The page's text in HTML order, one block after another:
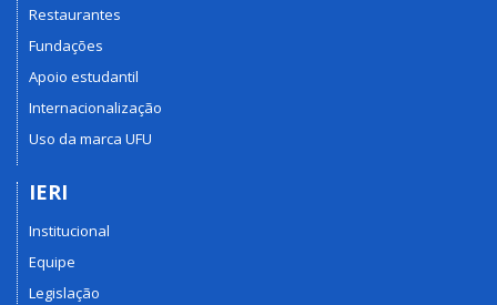
Restaurantes
Fundações
Apoio estudantil
Internacionalização
Uso da marca UFU
IERI
Institucional
Equipe
Legislação